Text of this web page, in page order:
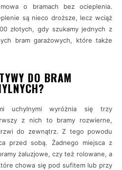
o bramach bez ocieplenia.
są nieco droższe, lecz wciąż
złotych, gdy szukamy jednych z
bram garażowych, które także
DO BRAM
uchylnymi wyróżnia się trzy
z nich to bramy rozwierne,
do zewnątrz. Z tego powodu
przed sobą. Żadnego miejsca z
żaluzjowe, czy też rolowane, a
chowa się pod sufitem lub przy